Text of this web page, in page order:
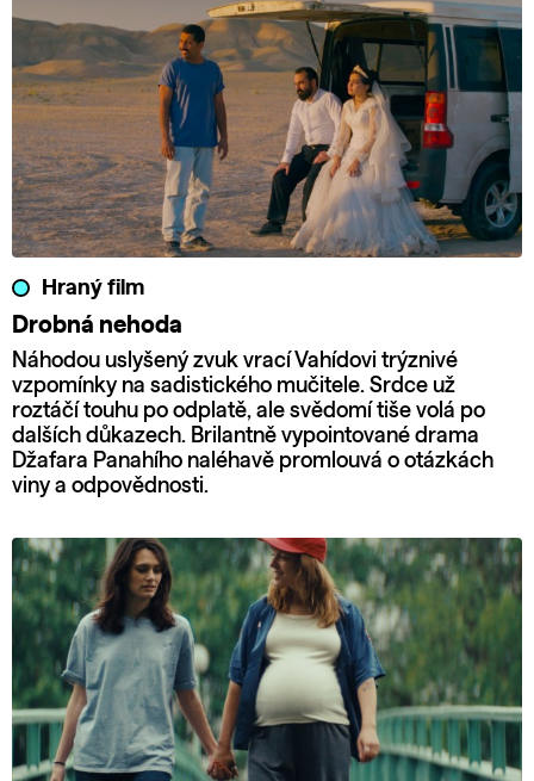
Hraný film
Drobná nehoda
Náhodou uslyšený zvuk vrací Vahídovi trýznivé
vzpomínky na sadistického mučitele. Srdce už
roztáčí touhu po odplatě, ale svědomí tiše volá po
dalších důkazech. Brilantně vypointované drama
Džafara Panahího naléhavě promlouvá o otázkách
viny a odpovědnosti.